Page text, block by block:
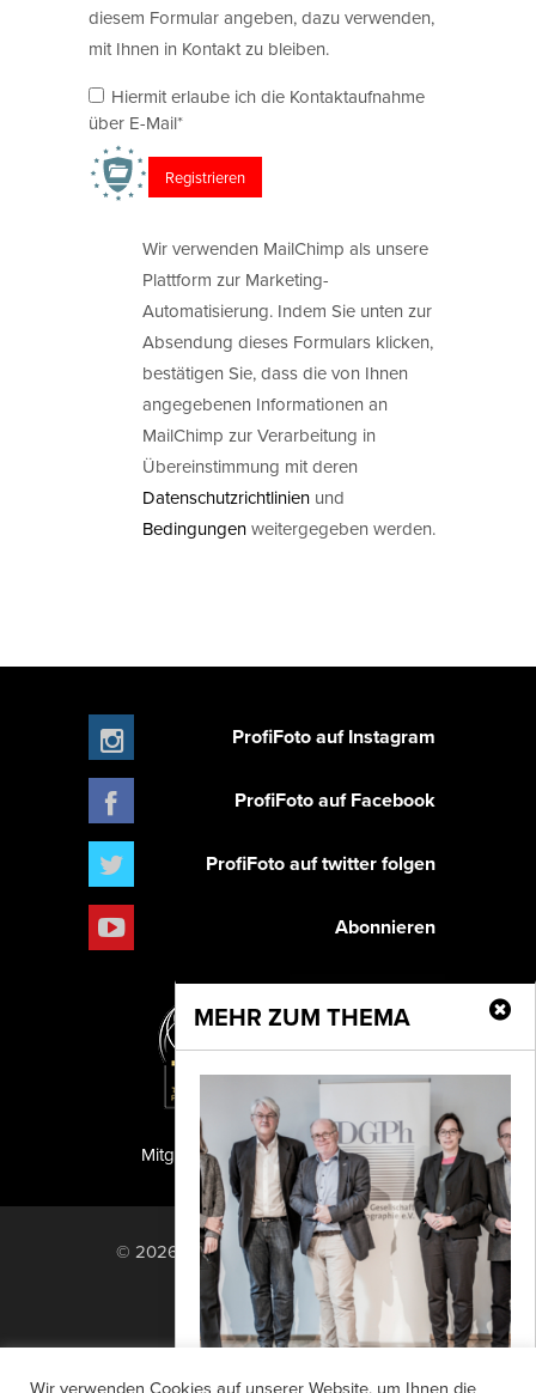
diesem Formular angeben, dazu verwenden,
mit Ihnen in Kontakt zu bleiben.
Hiermit erlaube ich die Kontaktaufnahme
über E-Mail*
Wir verwenden MailChimp als unsere
Plattform zur Marketing-
Automatisierung. Indem Sie unten zur
Absendung dieses Formulars klicken,
bestätigen Sie, dass die von Ihnen
angegebenen Informationen an
MailChimp zur Verarbeitung in
Übereinstimmung mit deren
Datenschutzrichtlinien und
Bedingungenweitergegeben werden.
MEHR ZUM THEMA
ProfiFoto auf Instagram
ProfiFoto auf Facebook
ProfiFoto auf twitter folgen
Abonnieren
PF Publishing GmbH
Mitglied der TIPA
© 2026 PF Publishing GmbH. All rights
reserved.
Nach oben
Wir verwenden Cookies auf unserer Website, um Ihnen die